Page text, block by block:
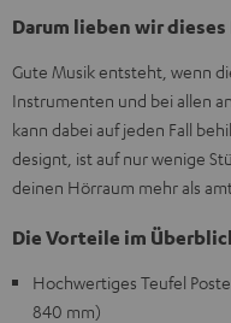
Darum lieben wir
Gute Musik entsteht, wenn
Instrumenten und bei allen
kann dabei auf jeden Fall
designt, ist auf nur wenige
deinen Hörraum mehr als
Die Vorteile im
Hochwertiges Teufel
840 mm)